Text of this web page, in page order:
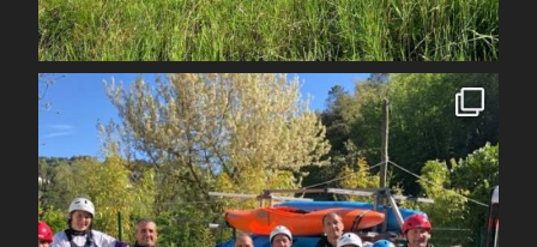
Juil 7
spcoccanoekayakduloup